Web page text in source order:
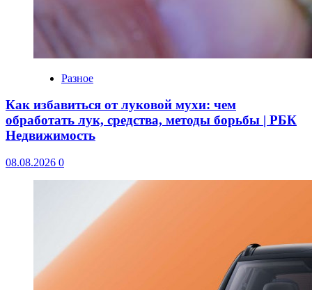
Разное
Как избавиться от луковой мухи: чем
обработать лук, средства, методы борьбы | РБК
Недвижимость
08.08.2026 0